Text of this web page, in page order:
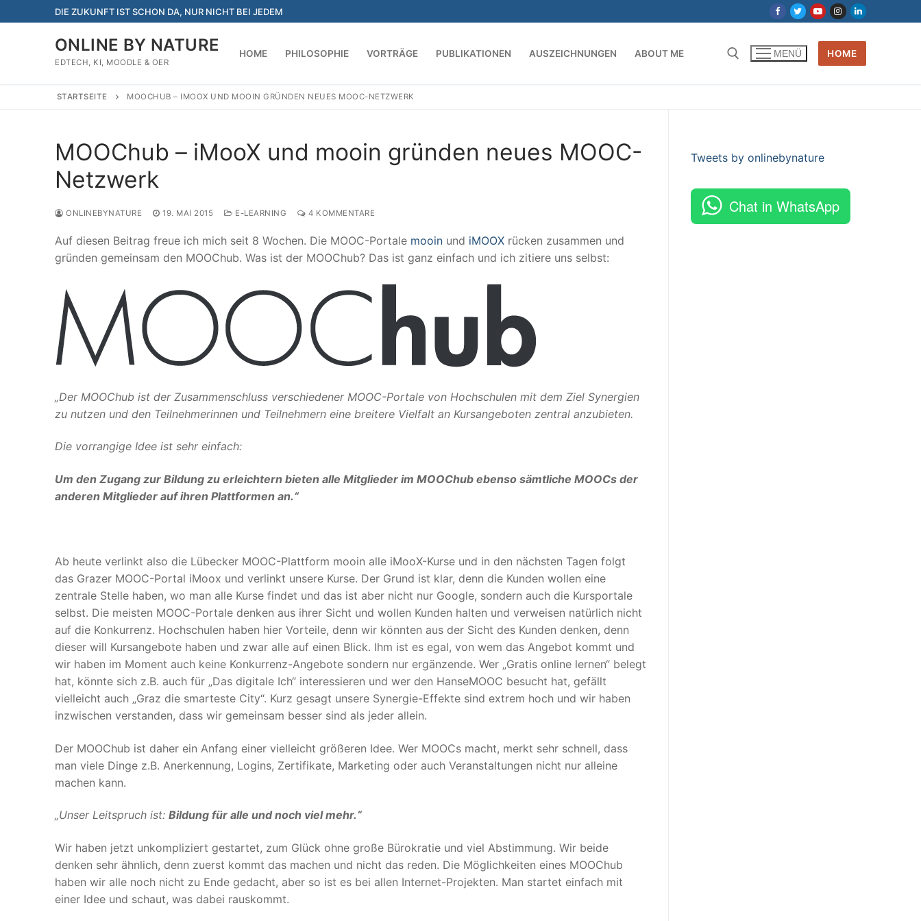
Inhalt
DIE ZUKUNFT IST SCHON DA, NUR NICHT BEI JEDEM
ONLINE BY NATURE
EDTECH, KI, MOODLE & OER
HOME PHILOSOPHIE VORTRÄGE PUBLIKATIONEN AUSZEICHNUNGEN ABOUT ME MENÜ HOME
STARTSEITE MOOCHUB – IMOOX UND MOOIN GRÜNDEN NEUES MOOC-NETZWERK
MOOChub – iMooX und mooin gründen neues MOOC-
Netzwerk
ONLINEBYNATURE 19. MAI 2015 E-LEARNING 4 KOMMENTARE
Auf diesen Beitrag freue ich mich seit 8 Wochen. Die MOOC-Portale mooin und iMOOX rücken zusammen und
gründen gemeinsam den MOOChub. Was ist der MOOChub? Das ist ganz einfach und ich zitiere uns selbst:
„Der MOOChub ist der Zusammenschluss verschiedener MOOC-Portale von Hochschulen mit dem Ziel Synergien
zu nutzen und den Teilnehmerinnen und Teilnehmern eine breitere Vielfalt an Kursangeboten zentral anzubieten.
Die vorrangige Idee ist sehr einfach:
Um den Zugang zur Bildung zu erleichtern bieten alle Mitglieder im MOOChub ebenso sämtliche MOOCs der
anderen Mitglieder auf ihren Plattformen an.“
Ab heute verlinkt also die Lübecker MOOC-Plattform mooin alle iMooX-Kurse und in den nächsten Tagen folgt
das Grazer MOOC-Portal iMoox und verlinkt unsere Kurse. Der Grund ist klar, denn die Kunden wollen eine
zentrale Stelle haben, wo man alle Kurse findet und das ist aber nicht nur Google, sondern auch die Kursportale
selbst. Die meisten MOOC-Portale denken aus ihrer Sicht und wollen Kunden halten und verweisen natürlich nicht
auf die Konkurrenz. Hochschulen haben hier Vorteile, denn wir könnten aus der Sicht des Kunden denken, denn
dieser will Kursangebote haben und zwar alle auf einen Blick. Ihm ist es egal, von wem das Angebot kommt und
wir haben im Moment auch keine Konkurrenz-Angebote sondern nur ergänzende. Wer „Gratis online lernen“ belegt
hat, könnte sich z.B. auch für „Das digitale Ich“ interessieren und wer den HanseMOOC besucht hat, gefällt
vielleicht auch „Graz die smarteste City“. Kurz gesagt unsere Synergie-Effekte sind extrem hoch und wir haben
inzwischen verstanden, dass wir gemeinsam besser sind als jeder allein.
Der MOOChub ist daher ein Anfang einer vielleicht größeren Idee. Wer MOOCs macht, merkt sehr schnell, dass
man viele Dinge z.B. Anerkennung, Logins, Zertifikate, Marketing oder auch Veranstaltungen nicht nur alleine
machen kann.
„Unser Leitspruch ist: Bildung für alle und noch viel mehr.“
Wir haben jetzt unkompliziert gestartet, zum Glück ohne große Bürokratie und viel Abstimmung. Wir beide
denken sehr ähnlich, denn zuerst kommt das machen und nicht das reden. Die Möglichkeiten eines MOOChub
haben wir alle noch nicht zu Ende gedacht, aber so ist es bei allen Internet-Projekten. Man startet einfach mit
einer Idee und schaut, was dabei rauskommt.
Tweets by onlinebynature
Chat in WhatsApp